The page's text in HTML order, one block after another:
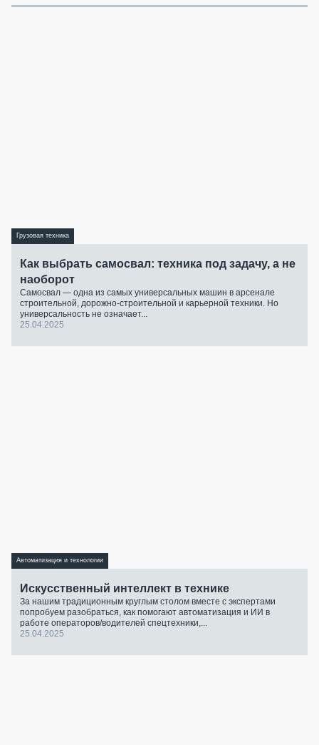
Грузовая техника
Как выбрать самосвал: техника под задачу, а не
наоборот
Самосвал — одна из самых универсальных машин в арсенале
строительной, дорожно-строительной и карьерной техники. Но
универсальность не означает...
25.04.2025
Автоматизация и технологии
Искусственный интеллект в технике
За нашим традиционным круглым столом вместе с экспертами
попробуем разобраться, как помогают автоматизация и ИИ в
работе операторов/водителей спецтехники,...
25.04.2025